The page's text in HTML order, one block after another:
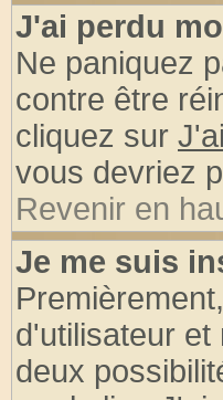
J'ai perdu
Ne paniquez
contre être
cliquez sur
vous devriez
Revenir en
Je me suis
d'utilisateur
deux